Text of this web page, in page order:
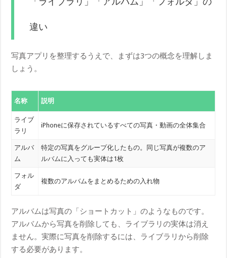
違い
写真アプリを整理するうえで、まずは3つの概念を理解しま
しょう。
名称 説明
ライブ
ラリ
iPhoneに保存されているすべての写真・動画の全体集合
アルバ
ム
特定の写真をグループ化したもの。同じ写真が複数のア
ルバムに入っても実体は1枚
フォル
ダ
複数のアルバムをまとめるための入れ物
アルバムは写真の「ショートカット」のようなものです。
アルバムから写真を削除しても、ライブラリの実体は消え
ません。実際に写真を削除するには、ライブラリから削除
する必要があります。